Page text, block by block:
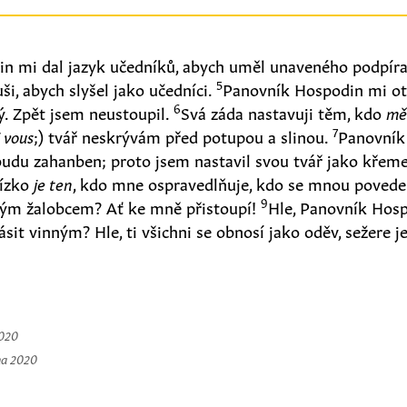
mi dal jazyk učedníků, abych uměl unaveného
abych slyšel jako učedníci.5Panovník Hospodin mi
Zpět jsem neustoupil.6Svá záda nastavuji těm, kdo mě
;)tvář neskrývám před potupou a slinou.7
zahanben; proto jsem nastavil svou tvář jako
je ten, kdo mne ospravedlňuje, kdo se mnou
žalobcem? Ať ke mně přistoupí!9Hle, Panovník
vinným? Hle, ti všichni se obnosí jako oděv, sežere
2020